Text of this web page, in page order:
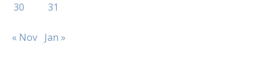
30
31
« Nov Jan »